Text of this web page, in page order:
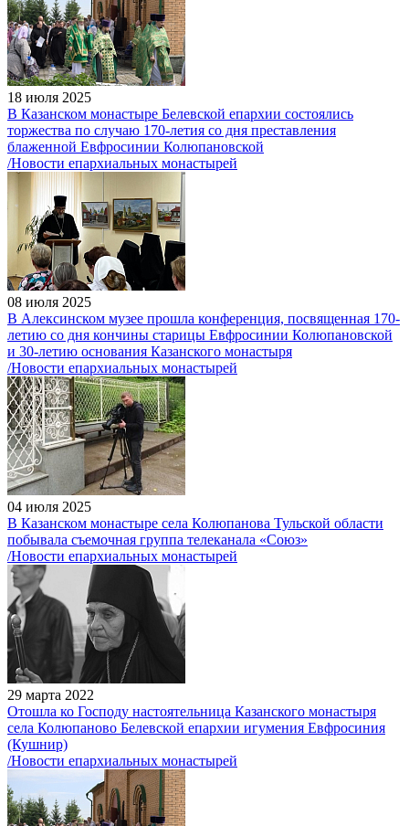
18 июля 2025
В Казанском монастыре Белевской епархии состоялись
торжества по случаю 170-летия со дня преставления
блаженной Евфросинии Колюпановской
/Новости епархиальных монастырей
08 июля 2025
В Алексинском музее прошла конференция, посвященная 170-
летию со дня кончины старицы Евфросинии Колюпановской
и 30-летию основания Казанского монастыря
/Новости епархиальных монастырей
04 июля 2025
В Казанском монастыре села Колюпанова Тульской области
побывала съемочная группа телеканала «Союз»
/Новости епархиальных монастырей
29 марта 2022
Отошла ко Господу настоятельница Казанского монастыря
села Колюпаново Белевской епархии игумения Евфросиния
(Кушнир)
/Новости епархиальных монастырей